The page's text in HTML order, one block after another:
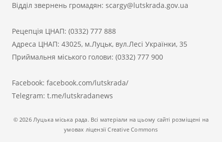
Відділ звернень громадян: scargy@lutskrada.gov.ua
Рецепція ЦНАП: (0332) 777 888
Адреса ЦНАП: 43025, м.Луцьк, вул.Лесі Українки, 35
Приймальня міського голови: (0332) 777 900
Facebook: facebook.com/lutskrada/
Telegram: t.me/lutskradanews
© 2026 Луцька міська рада. Всі матеріали на цьому сайті розміщені на
умовах ліцензії Creative Commons